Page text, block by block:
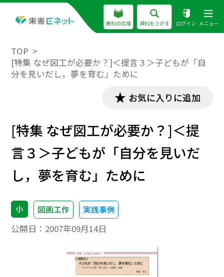
教科の広場 資料をさがす ログイン メニュー
TOP
[特集 なぜ図工が必要か？]＜提言３＞子どもが「自
分を見いだし，夢を育む」ために
お気に入りに追加
[特集 なぜ図工が必要か？]＜提
言３＞子どもが「自分を見いだ
し，夢を育む」ために
小 図画工作 実践事例
公開日： 2007年09月14日